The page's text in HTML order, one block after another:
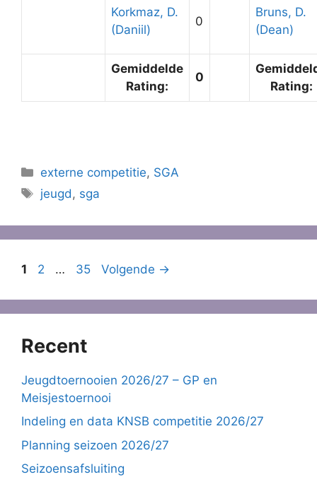
Korkmaz, D.
(Daniil)
0
Bruns, D.
(Dean)
Gemiddelde
Rating:
0
Rating:
Categorieën
externe competitie, SGA
Tags
jeugd , sga
Pagina
1 Pagina
2 … Pagina
35 Volgende →
Recent
Jeugdtoernooien 2026/27 – GP en
Meisjestoernooi
Indeling en data KNSB competitie 2026/27
Planning seizoen 2026/27
Seizoensafsluiting